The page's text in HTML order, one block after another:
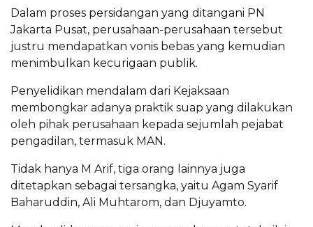
Dalam proses persidangan yang ditangani PN
Jakarta Pusat, perusahaan-perusahaan tersebut
justru mendapatkan vonis bebas yang kemudian
menimbulkan kecurigaan publik.
Penyelidikan mendalam dari Kejaksaan
membongkar adanya praktik suap yang dilakukan
oleh pihak perusahaan kepada sejumlah pejabat
pengadilan, termasuk MAN.
Tidak hanya M Arif, tiga orang lainnya juga
ditetapkan sebagai tersangka, yaitu Agam Syarif
Baharuddin, Ali Muhtarom, dan Djuyamto.